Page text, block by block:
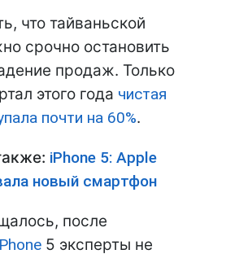
что тайваньской
срочно остановить
продаж. Только
этого года чистая
почти на 60%.
iPhone 5: Apple
новый смартфон
после
5 эксперты не